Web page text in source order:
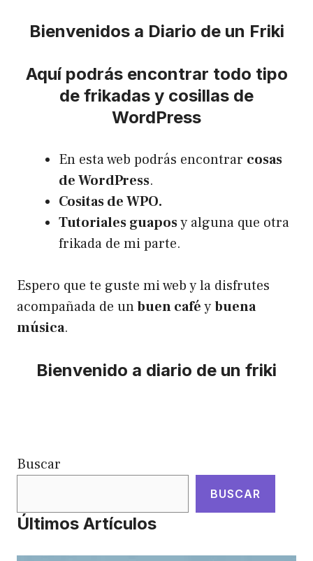
Bienvenidos a Diario de un Friki
Aquí podrás encontrar todo tipo
de frikadas y cosillas de
WordPress
En esta web podrás encontrar cosas
de WordPress.
Cositas de WPO.
Tutoriales guaposy alguna que otra
frikada de mi parte.
Espero que te guste mi web y la disfrutes
acompañada de unbuen caféybuena
música.
Bienvenido a diario de un friki
Buscar
BUSCAR
Últimos Artículos